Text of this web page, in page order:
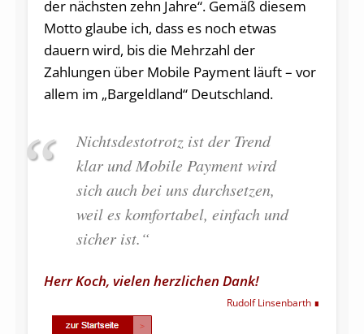
der nächsten zehn Jahre“. Gemäß diesem
Motto glaube ich, dass es noch etwas
dauern wird, bis die Mehrzahl der
Zahlungen über Mobile Payment läuft – vor
allem im „Bargeldland“ Deutschland.
Nichtsdestotrotz ist der Trend
klar und Mobile Payment wird
sich auch bei uns durchsetzen,
weil es komfortabel, einfach und
sicher ist.“
Herr Koch, vielen herzlichen Dank!
Rudolf Linsenbarth